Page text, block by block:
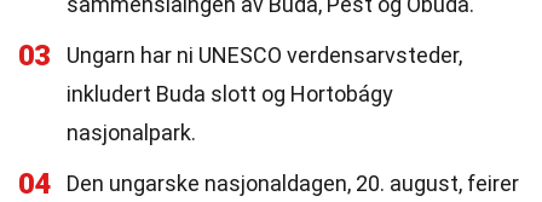
03
Ungarn har ni UNESCO verdensarvsteder,
inkludert Buda slott og Hortobágy
nasjonalpark.
04
Den ungarske nasjonaldagen, 20. august, feirer